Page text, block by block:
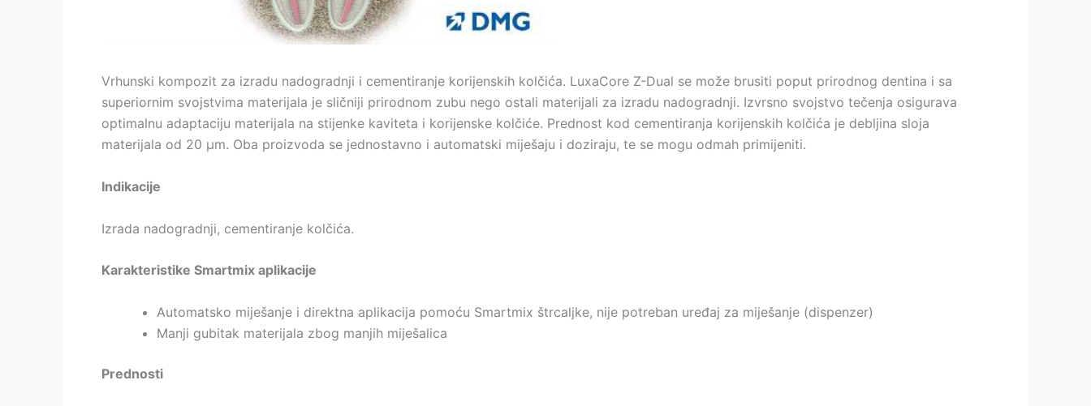
Vrhunski kompozit za izradu nadogradnji i cementiranje korijenskih kolčića. LuxaCore Z-Dual se može brusiti poput prirodnog dentina i sa
superiornim svojstvima materijala je sličniji prirodnom zubu nego ostali materijali za izradu nadogradnji. Izvrsno svojstvo tečenja osigurava
optimalnu adaptaciju materijala na stijenke kaviteta i korijenske kolčiće. Prednost kod cementiranja korijenskih kolčića je debljina sloja
materijala od 20 µm. Oba proizvoda se jednostavno i automatski miješaju i doziraju, te se mogu odmah primijeniti.
Indikacije
Izrada nadogradnji, cementiranje kolčića.
Karakteristike Smartmix aplikacije
Automatsko miješanje i direktna aplikacija pomoću Smartmix štrcaljke, nije potreban uređaj za miješanje (dispenzer)
Manji gubitak materijala zbog manjih miješalica
Prednosti